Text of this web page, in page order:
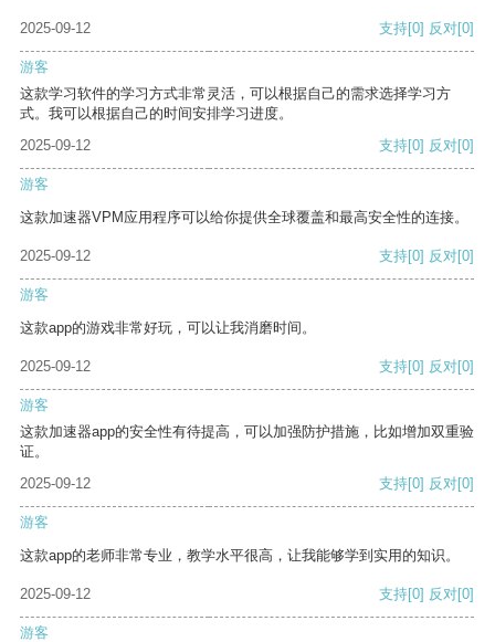
2025-09-12 支持[0] 反对[0]
游客
这款学习软件的学习方式非常灵活，可以根据自己的需求选择学习方
式。我可以根据自己的时间安排学习进度。
2025-09-12
支持[0] 反对[0]
游客
这款加速器VPM应用程序可以给你提供全球覆盖和最高安全性的连接。
2025-09-12 支持[0] 反对[0]
游客
这款app的游戏非常好玩，可以让我消磨时间。
2025-09-12 支持[0] 反对[0]
游客
这款加速器app的安全性有待提高，可以加强防护措施，比如增加双重验
证。
2025-09-12
支持[0] 反对[0]
游客
这款app的老师非常专业，教学水平很高，让我能够学到实用的知识。
2025-09-12 支持[0] 反对[0]
游客